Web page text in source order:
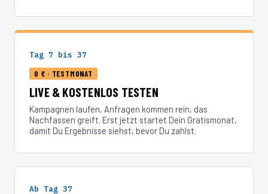
Tag 7 bis 37
0 € · TESTMONAT
LIVE & KOSTENLOS TESTEN
Kampagnen laufen, Anfragen kommen rein, das
Nachfassen greift. Erst jetzt startet Dein Gratismonat,
damit Du Ergebnisse siehst, bevor Du zahlst.
Ab Tag 37